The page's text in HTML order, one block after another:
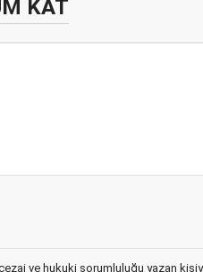
KAT
cezai ve hukuki sorumluluğu yazan